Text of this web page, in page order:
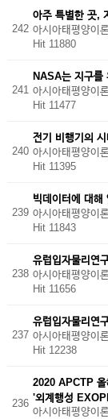
242
아주 특별한 곳,
아시아태평양이
Hit 11880
241
NASA는 지구를
아시아태평양이
Hit 11477
240
전기 비행기의
아시아태평양이
Hit 11395
239
빅데이터에 대해
아시아태평양이
Hit 11843
238
유럽입자물리연
아시아태평양이
Hit 11656
237
유럽입자물리연
아시아태평양이
Hit
236
2020 APCTP 올
'외계행성
아시아태평양이